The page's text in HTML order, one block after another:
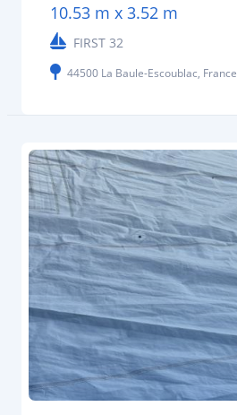
10.53 m x 3.52 m
FIRST 32
44500 La Baule-Escoublac, France